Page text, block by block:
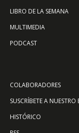
LIBRO DE LA SEMANA
MULTIMEDIA
PODCAST
COLABORADORES
SUSCRÍBETE A NUESTRO
HISTÓRICO